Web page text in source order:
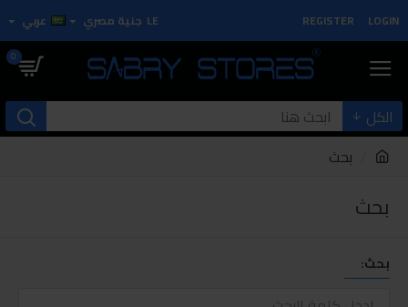
LOGIN
REGISTER
LE جنية مصري عربي
0
الكل
بحث
بحث
بحث: